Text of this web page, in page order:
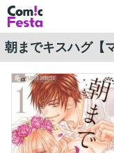
朝までキスハグ【